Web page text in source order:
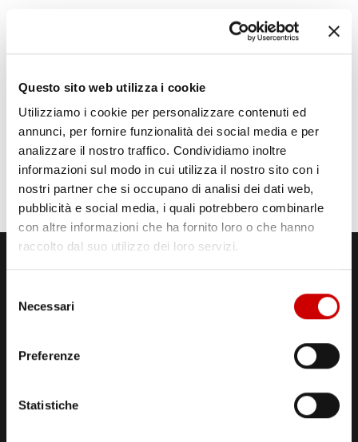
Questo sito web utilizza i cookie
Utilizziamo i cookie per personalizzare contenuti ed
annunci, per fornire funzionalità dei social media e per
analizzare il nostro traffico. Condividiamo inoltre
informazioni sul modo in cui utilizza il nostro sito con i
nostri partner che si occupano di analisi dei dati web,
pubblicità e social media, i quali potrebbero combinarle
con altre informazioni che ha fornito loro o che hanno
raccolto dal suo utilizzo dei loro servizi.
delNecessari
Preferenze
Statistiche
STUDI DI REGISTRAZIONE
80144 – Napoli